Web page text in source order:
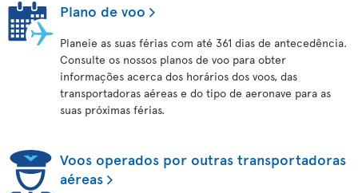
Plano de voo
Planeie as suas férias com até 361 dias de antecedência.
Consulte os nossos planos de voo para obter
informações acerca dos horários dos voos, das
transportadoras aéreas e do tipo de aeronave para as
suas próximas férias.
Voos operados por outras transportadoras
aéreas